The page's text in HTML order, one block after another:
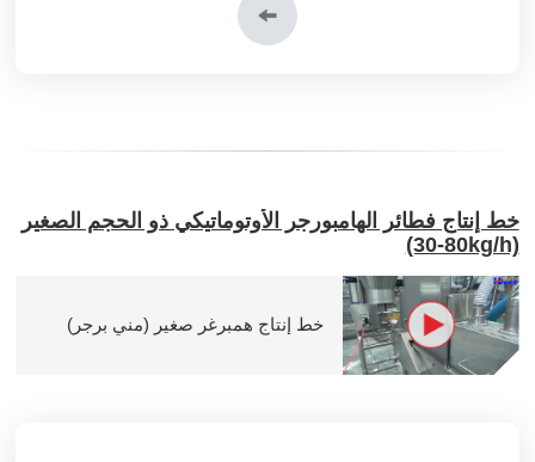
خط إنتاج فطائر الهامبورجر الأوتوماتيكي ذو الحجم الصغير
(30-80kg/h)
خط إنتاج همبرغر صغير (مني برجر)